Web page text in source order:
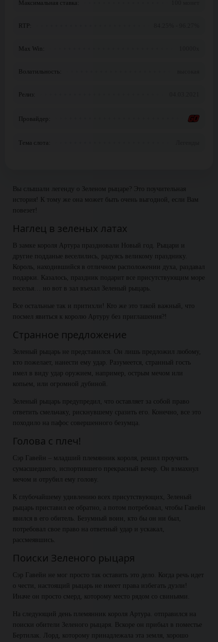
Максимальная ставка:
RTP:
Max Win:
Волатильность:
Релиз:
Провайдер:
Тема слота:
Вы слышали легенду о Зеленом рыцаре? Это поучительная
история! К тому же она может быть очень выгодной, если Вам
повезет!
Наглец в зеленых латах
В замке короля Артура праздновали Новый год. Рыцари и
другие подданые веселились, радуясь великому празднику.
Король, находившийся в отличном расположении духа, раздавал
подарки. Казалось, праздник подарит все присутствующим море
веселья… но вот в зал въехал Зеленый рыцарь.
Все остальные так и притихли! Кто же это такой важный, что
посмел явиться к королю Артуру без приглашения?!
Странное предложение
Зеленый рыцарь не представился. Он лишь предложил любому,
кто пожелает, нанести ему удар. Разумеется, странный гость
имел в виду удар оружием, например, острым мечом или
копьем, или огромной дубиной.
Зеленый рыцарь предупредил, что оставляет за собой право
ответить смельчаку, рискнувшему сразить его. Конечно, все это
походило на пафос совершенного безумца.
Голова с плеч!
Сэр Гавейн – младший племянник короля, решил проучить
сумасшедшего, испортившего прекрасный вечер. Он взмахнул
мечом и отрубил ему голову.
К глубочайшему удивлению всех присутствующих, Зеленый
рыцарь приставил ее обратно, а потом потребовал, чтобы Гавейн
явился в его обитель. Безумный воин, кто бы он ни был,
потребовал свое право на ответный удар и ускакал,
рассмеявшись.
Поиски Зеленого рыцаря
Сэр Гавейн не мог просто так оставить это дело. Когда речь идет
о чести, настоящий рыцарь не имеет права избегать дуэли!
Иначе он просто смерд, которому место рядом со свиньями.
На следующий день племянник короля Артура. отправился на
поиски обители Зеленого рыцаря. Вскоре он прибыл в поместье
Бертилак. Лорд, которому принадлежала эта земля, хорошо